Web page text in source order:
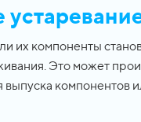
их компоненты
Это может
компонентов